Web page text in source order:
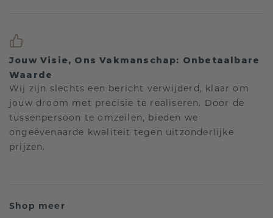
Jouw Visie, Ons Vakmanschap: Onbetaalbare
Waarde
Wij zijn slechts een bericht verwijderd, klaar om
jouw droom met precisie te realiseren. Door de
tussenpersoon te omzeilen, bieden we
ongeëvenaarde kwaliteit tegen uitzonderlijke
prijzen.
Shop meer